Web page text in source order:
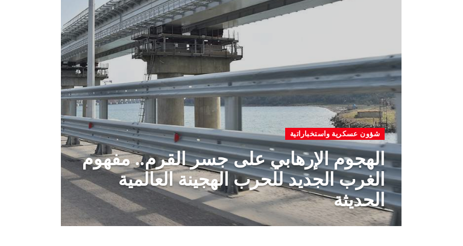
شؤون عسكرية واستخباراتية
الهجوم الإرهابي على جسر القرم.. مفهوم
الغرب الجديد للحرب الهجينة العالمية
الحديثة